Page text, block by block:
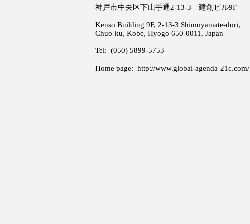
神戸市中央区下山手通2-13-3 建創ビル9F
Kenso Building 9F, 2-13-3 Shimoyamate-dori,
Chuo-ku, Kobe, Hyogo 650-0011, Japan
Tel: (050) 5899-5753
Home page: http://www.global-agenda-21c.com/